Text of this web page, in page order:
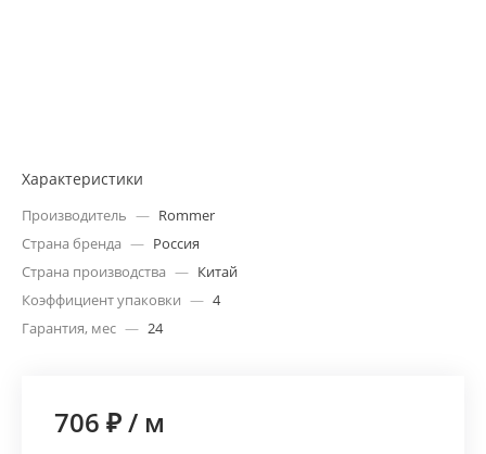
Характеристики
Производитель — Rommer
Страна бренда — Россия
Страна производства — Китай
Коэффициент упаковки — 4
Гарантия, мес — 24
706 ₽/ м